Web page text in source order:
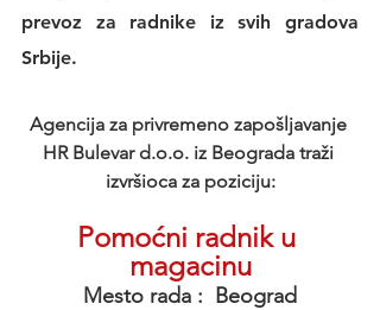
prevoz za radnike iz svih gradova
Srbije.
Agencija za privremeno zapošljavanje
HR Bulevar d.o.o. iz Beograda traži
izvršioca za poziciju:
Pomoćni radnik u
magacinu
Mesto rada :  Beograd